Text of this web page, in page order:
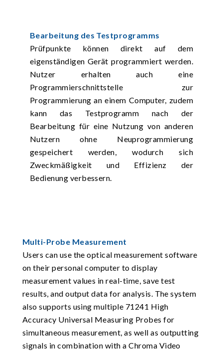
Bearbeitung des Testprogramms
Prüfpunkte können direkt auf dem
eigenständigen Gerät programmiert werden.
Nutzer erhalten auch eine
Programmierschnittstelle zur
Programmierung an einem Computer, zudem
kann das Testprogramm nach der
Bearbeitung für eine Nutzung von anderen
Nutzern ohne Neuprogrammierung
gespeichert werden, wodurch sich
Zweckmäßigkeit und Effizienz der
Bedienung verbessern.
Multi-Probe Measurement
Users can use the optical measurement software
on their personal computer to display
measurement values in real-time, save test
results, and output data for analysis. The system
also supports using multiple 71241 High
Accuracy Universal Measuring Probes for
simultaneous measurement, as well as outputting
signals in combination with a Chroma Video